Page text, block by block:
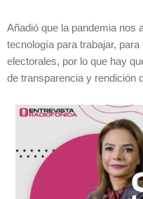
Añadió que la pandemia nos
tecnología para trabajar,
electorales, por lo que hay
de transparencia y rendición